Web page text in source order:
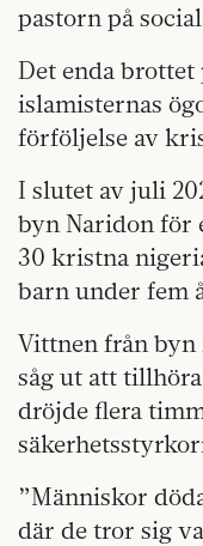
pastorn på
Det enda
islamisternas
förföljelse av
I slutet av juli
byn Naridon för
30 kristna
barn under fem
Vittnen från byn
såg ut att
dröjde flera
”Människor
där de tror sig